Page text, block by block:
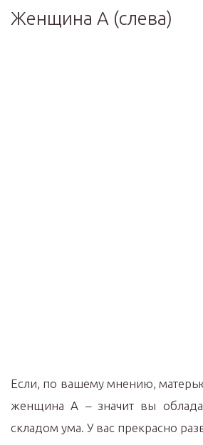
Женщина А (слева)
Если, по вашему мнению,
женщина А – значит вы
складом ума. У вас прекрасно